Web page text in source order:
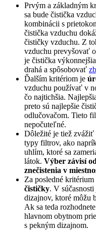
Prvým a základným
sa bude čistička
kombinácii s
čistička vzduchu
čističky vzduchu. Z
vzduchu prevyšovať
je čistička
drahá a spôsobovať
Ďalším kritériom je
vzduchu používať v
čo najtichšia.
preto sú najlepšie
odlučovačom. Tieto
nepočuteľné.
Dôležité je tiež zvážiť
typy filtrov, ako
uhlím, ktoré sa
látok. Výber závisí
znečistenia v
Za posledné
čističky. V
dizajnov, ktoré môžu
Ak sa teda
hlavnom obytnom
s pekným dizajnom.